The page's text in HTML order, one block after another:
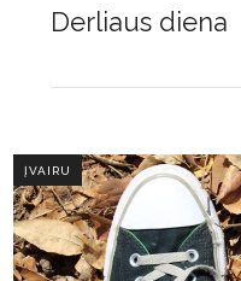
Derliaus diena
ĮVAIRU